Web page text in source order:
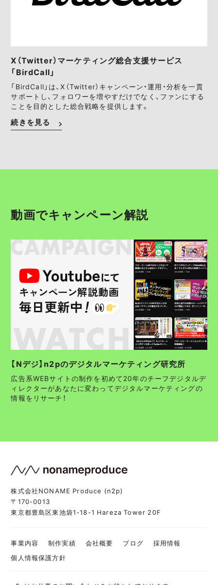
X（Twitter）マーケティング総合支援サービス
「BirdCall」
「BirdCall」は、X（Twitter）キャンペーン・運用・分析を一貫
サポートし、フォロワーを増やすだけでなく、ファンにする
ことを目的とした総合戦略を提供します。
続きを見る
動画でキャンペーン解説
【Nデジ】n2pのデジタルマーケティング研究所
広告系WEBサイトの制作を初めて20年のチーフデジタルデ
ィレクターがあなたに変わってデジタルマーケティングの
情報をリサーチ！
株式会社NONAME Produce (n2p)
〒170-0013
東京都豊島区東池袋1-18-1 Hareza Tower 20F
事業内容 制作実績 会社概要 ブログ
採用情報
個人情報保護方針